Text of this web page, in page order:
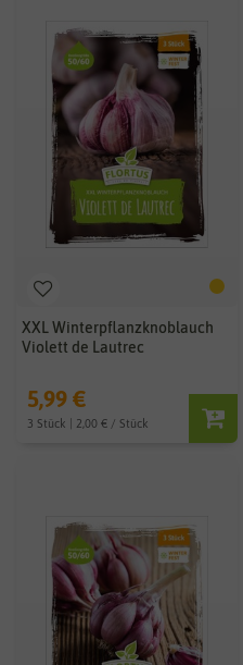
XXL Winterpflanzknoblauch
Violett de Lautrec
5,99 €
3 Stück | 2,00 € / Stück